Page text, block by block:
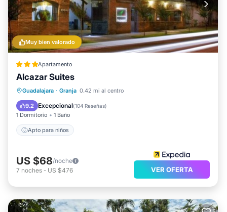
Muy bien valorado
Apartamento
Alcazar Suites
Guadalajara · Granja 0.42 mi al centro
9.2 Excepcional(104 Reseñas)
1 Dormitorio 1 Baño
Apto para niños
Apto para niños
US $68/noche
7 noches - US $476 VER OFERTA